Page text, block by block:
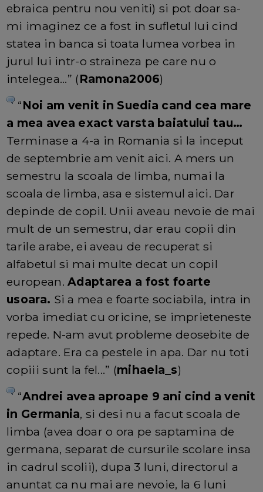
ebraica pentru nou veniti) si pot doar sa-
mi imaginez ce a fost in sufletul lui cind
statea in banca si toata lumea vorbea in
jurul lui intr-o straineza pe care nu o
intelegea...” (Ramona2006)
“Noi am venit in Suedia cand cea mare
a mea avea exact varsta baiatului tau…
Terminase a 4-a in Romania si la inceput
de septembrie am venit aici. A mers un
semestru la scoala de limba, numai la
scoala de limba, asa e sistemul aici. Dar
depinde de copil. Unii aveau nevoie de mai
mult de un semestru, dar erau copii din
tarile arabe, ei aveau de recuperat si
alfabetul si mai multe decat un copil
european.Adaptarea a fost foarte
usoara. Si a mea e foarte sociabila, intra in
vorba imediat cu oricine, se imprieteneste
repede. N-am avut probleme deosebite de
adaptare. Era ca pestele in apa. Dar nu toti
copiii sunt la fel...” (mihaela_s)
“Andrei avea aproape 9 ani cind a venit
in Germania, si desi nu a facut scoala de
limba (avea doar o ora pe saptamina de
germana, separat de cursurile scolare insa
in cadrul scolii), dupa 3 luni, directorul a
anuntat ca nu mai are nevoie, la 6 luni